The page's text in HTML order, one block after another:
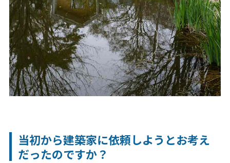
当初から建築家に依頼しようとお考え
だったのですか？